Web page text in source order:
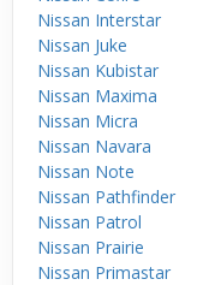
Nissan Interstar
Nissan Juke
Nissan Kubistar
Nissan Maxima
Nissan Micra
Nissan Navara
Nissan Note
Nissan Pathfinder
Nissan Patrol
Nissan Prairie
Nissan Primastar